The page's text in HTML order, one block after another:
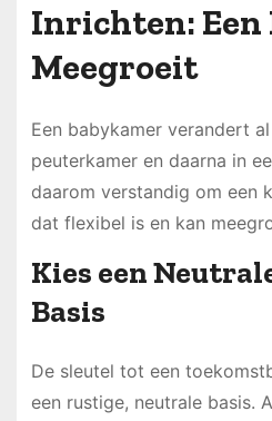
Inrichten: Een
Meegroeit
Een babykamer verandert
peuterkamer en daarna in
daarom verstandig om een
dat flexibel is en kan
Kies een
Basis
De sleutel tot een
een rustige, neutrale basis.